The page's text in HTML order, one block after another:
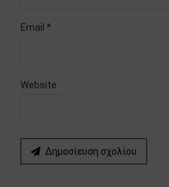
Email *
Website
Δημοσίευση σχολίου